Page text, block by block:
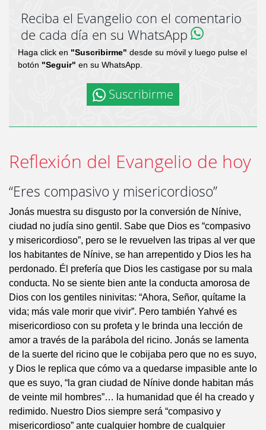
Reciba el Evangelio con el comentario
de cada día en su WhatsApp
Haga click en "Suscribirme" desde su móvil y luego pulse el
botón "Seguir" en su WhatsApp.
Suscribirme
Reflexión del Evangelio de hoy
“Eres compasivo y misericordioso”
Jonás muestra su disgusto por la conversión de Nínive,
ciudad no judía sino gentil. Sabe que Dios es “compasivo
y misericordioso”, pero se le revuelven las tripas al ver que
los habitantes de Nínive, se han arrepentido y Dios les ha
perdonado. Él prefería que Dios les castigase por su mala
conducta. No se siente bien ante la conducta amorosa de
Dios con los gentiles ninivitas: “Ahora, Señor, quítame la
vida; más vale morir que vivir”. Pero también Yahvé es
misericordioso con su profeta y le brinda una lección de
amor a través de la parábola del ricino. Jonás se lamenta
de la suerte del ricino que le cobijaba pero que no es suyo,
y Dios le replica que cómo va a quedarse impasible ante lo
que es suyo, “la gran ciudad de Nínive donde habitan más
de veinte mil hombres”… la humanidad que él ha creado y
redimido. Nuestro Dios siempre será “compasivo y
misericordioso” ante cualquier hombre de cualquier